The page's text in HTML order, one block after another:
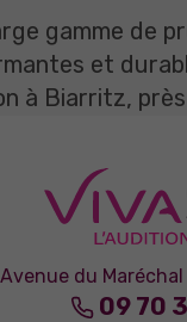
gamme de
et
à Biarritz,
du Maréchal
09 70